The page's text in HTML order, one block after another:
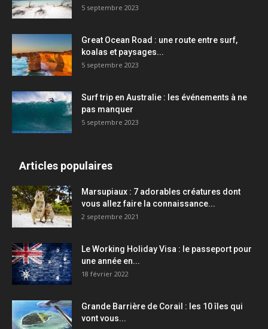
5 septembre 2023
Great Ocean Road : une route entre surf,
koalas et paysages...
5 septembre 2023
Surf trip en Australie : les événements à ne
pas manquer
5 septembre 2023
Articles populaires
Marsupiaux : 7 adorables créatures dont
vous allez faire la connaissance...
2 septembre 2021
Le Working Holiday Visa : le passeport pour
une année en...
18 février 2022
Grande Barrière de Corail : les 10 îles qui
vont vous...